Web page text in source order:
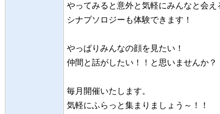
やってみると意外と気軽にみんなと会え
シナプソロジーも体験できます！
やっぱりみんなの顔を見たい！
仲間と話がしたい！！と思いませんか？
毎月開催いたします。
気軽にふらっと集まりましょう～！！